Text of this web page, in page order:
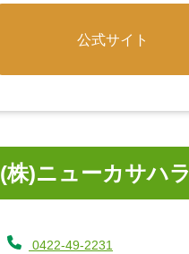
公式サイト
(株)ニューカサハラ
0422-49-2231